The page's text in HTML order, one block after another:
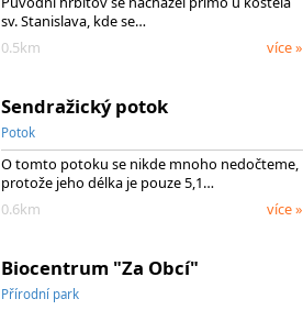
sv. Stanislava, kde se…
0.5km
více »
Sendražický potok
Potok
O tomto potoku se nikde mnoho nedočteme,
protože jeho délka je pouze 5,1…
0.6km
více »
Biocentrum "Za Obcí"
Přírodní park